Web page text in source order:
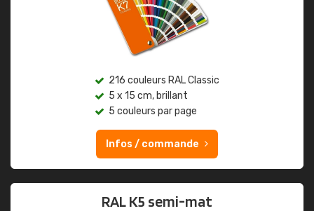
216 couleurs RAL Classic
5 x 15 cm, brillant
5 couleurs par page
Infos / commande
RAL K5 semi-mat